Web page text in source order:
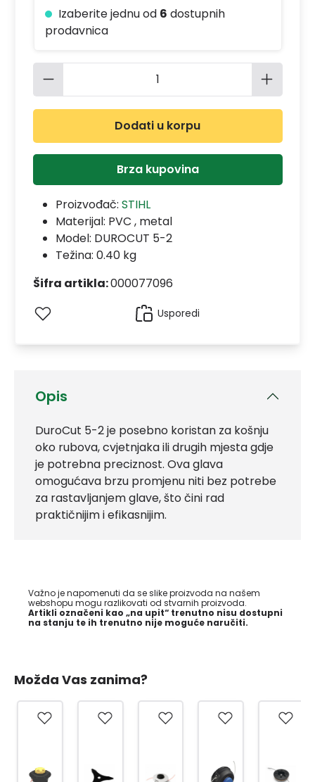
Opis
DuroCut 5-2 je posebno koristan za košnju
oko rubova, cvjetnjaka ili drugih mjesta gdje
je potrebna preciznost. Ova glava
omogućava brzu promjenu niti bez potrebe
za rastavljanjem glave, što čini rad
praktičnijim i efikasnijim.
Važno je napomenuti da se slike proizvoda na našem
webshopu mogu razlikovati od stvarnih proizvoda.
Artikli označeni kao „na upit“ trenutno nisu dostupni
na stanju te ih trenutno nije moguće naručiti.
Izaberite jednu od 6 dostupnih
prodavnica
Količina proizvoda: Unesite
Dodati u korpu
Brza kupovina
Proizvođač: STIHL
Materijal: PVC , metal
Model: DUROCUT 5-2
Težina: 0.40 kg
Šifra artikla:000077096
Usporedi
Možda Vas zanima?